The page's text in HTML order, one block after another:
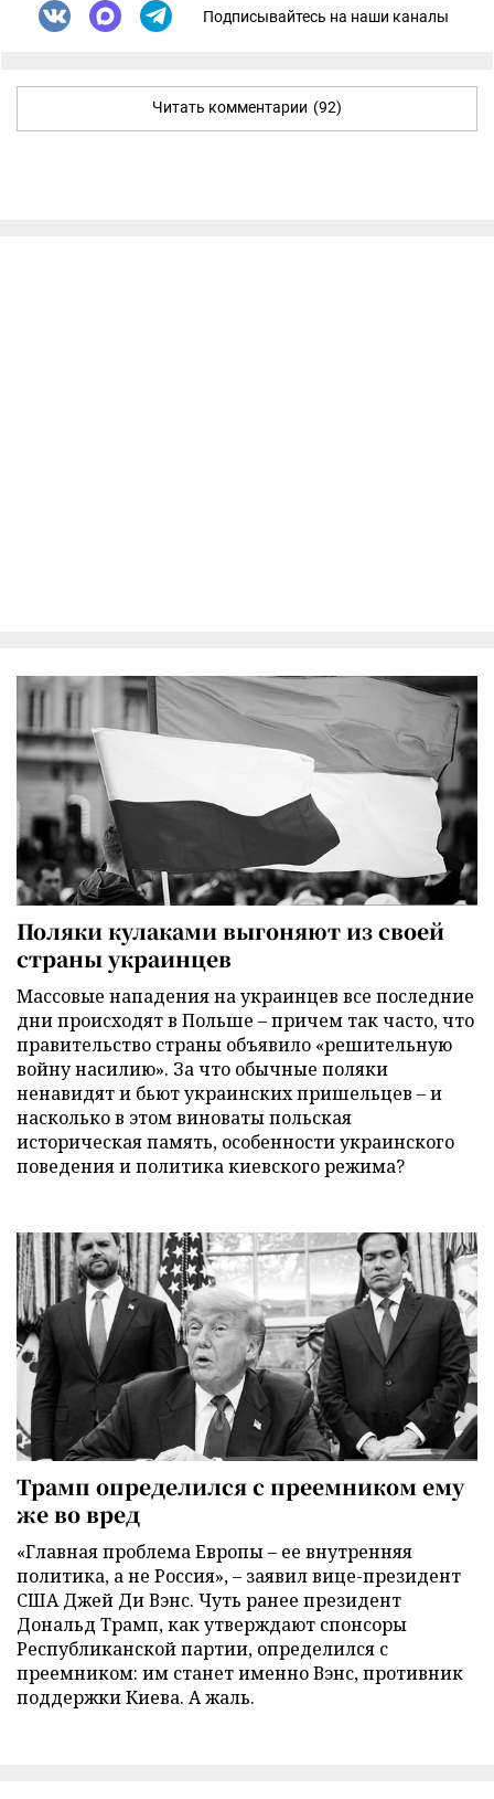
Подписывайтесь на наши каналы
Читать комментарии (92)
Поляки кулаками выгоняют из своей
страны украинцев
Массовые нападения на украинцев все последние
дни происходят в Польше – причем так часто, что
правительство страны объявило «решительную
войну насилию». За что обычные поляки
ненавидят и бьют украинских пришельцев – и
насколько в этом виноваты польская
историческая память, особенности украинского
поведения и политика киевского режима?
Трамп определился с преемником ему
же во вред
«Главная проблема Европы – ее внутренняя
политика, а не Россия», – заявил вице-президент
США Джей Ди Вэнс. Чуть ранее президент
Дональд Трамп, как утверждают спонсоры
Республиканской партии, определился с
преемником: им станет именно Вэнс, противник
поддержки Киева. А жаль.